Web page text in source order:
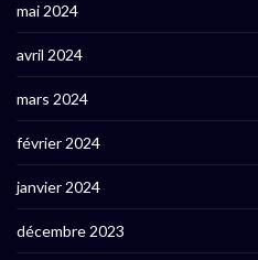
mai 2024
avril 2024
mars 2024
février 2024
janvier 2024
décembre 2023